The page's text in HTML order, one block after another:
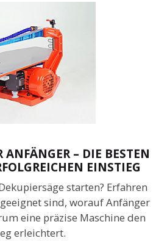
ANFÄNGER – DIE BESTEN
EINSTIEG
starten? Erfahren
sind, worauf Anfänger
eine präzise Maschine den
erleichtert.